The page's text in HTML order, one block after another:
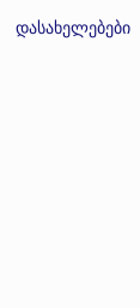
დასახელებები